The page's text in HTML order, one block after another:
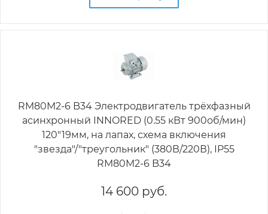
RM80M2-6 B34 Электродвигатель трёхфазный
асинхронный INNORED (0.55 кВт 900об/мин)
120"19мм, на лапах, схема включения
"звезда"/"треугольник" (380В/220В), IP55
RM80M2-6 B34
14 600 руб.